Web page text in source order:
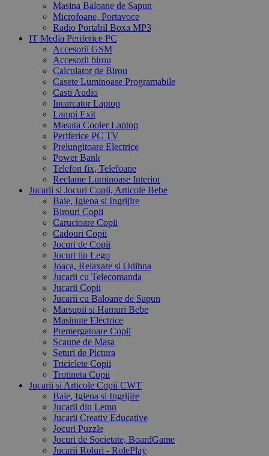
Masina Baloane de Sapun
Microfoane, Portavoce
Radio Portabil Boxa MP3
IT Media Periferice PC
Accesorii GSM
Accesorii birou
Calculator de Birou
Casete Luminoase Programabile
Casti Audio
Incarcator Laptop
Lampi Exit
Masuta Cooler Laptop
Periferice PC TV
Prelungitoare Electrice
Power Bank
Telefon fix, Telefoane
Reclame Luminoase Interior
Jucarii si Jocuri Copii, Articole Bebe
Baie, Igiena si Ingrijire
Birouri Copii
Carucioare Copii
Cadouri Copii
Jocuri de Copii
Jocuri tip Lego
Joaca, Relaxare si Odihna
Jucarii cu Telecomanda
Jucarii Copii
Jucarii cu Baloane de Sapun
Marsupii si Hamuri Bebe
Masinute Electrice
Premergatoare Copii
Scaune de Masa
Seturi de Pictura
Triciclete Copii
Trotineta Copii
Jucarii si Articole Copii CWT
Baie, Igiena si Ingrijire
Jucarii din Lemn
Jucarii Creativ Educative
Jocuri Puzzle
Jocuri de Societate, BoardGame
Jucarii Roluri - RolePlay